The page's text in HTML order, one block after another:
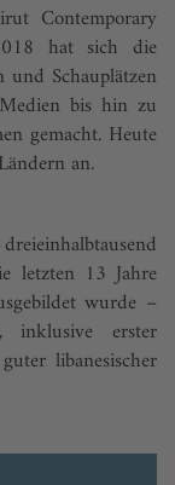
Contemporary
hat sich die
Schauplätzen
bis hin zu
gemacht. Heute
an.
letzten 13 Jahre
wurde –
inklusive erster
libanesischer